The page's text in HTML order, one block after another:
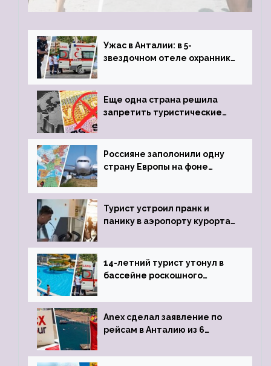
обзавестись молодыми любовниками
Ужас в Анталии: в 5-
звездочном отеле охранник
пистолета
Еще одна страна решила
запретить туристические
Россияне заполонили одну
страну Европы на фоне
виз
Турист устроил пранк и
панику в аэропорту курорта,
задержке рейса
14-летний турист утонул в
бассейне роскошного
Anex сделал заявление по
рейсам в Анталию из 6